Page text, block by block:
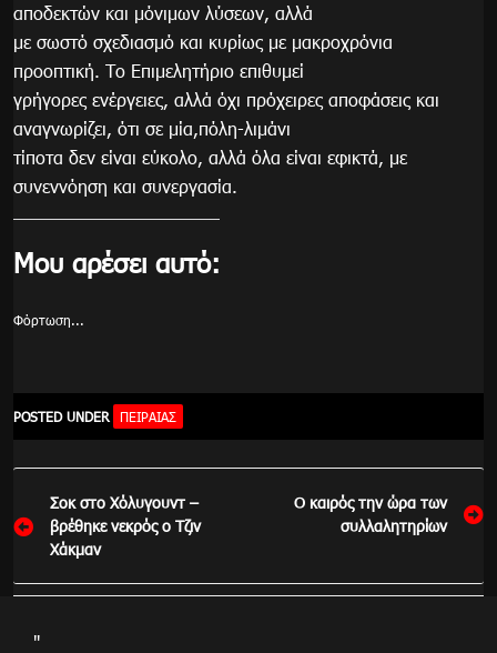
αποδεκτών και μόνιμων λύσεων, αλλά
με σωστό σχεδιασμό και κυρίως με μακροχρόνια
προοπτική. Το Επιμελητήριο επιθυμεί
γρήγορες ενέργειες, αλλά όχι πρόχειρες αποφάσεις και
αναγνωρίζει, ότι σε μία,πόλη-λιμάνι
τίποτα δεν είναι εύκολο, αλλά όλα είναι εφικτά, με
συνεννόηση και συνεργασία.
Μου αρέσει αυτό:
Φόρτωση...
POSTED UNDER ΠΕΙΡΑΙΑΣ
Πλοήγηση
άρθρων
Σοκ στο Χόλυγουντ –
βρέθηκε νεκρός ο Τζιν
Χάκμαν
Ο καιρός την ώρα των
συλλαλητηρίων
"